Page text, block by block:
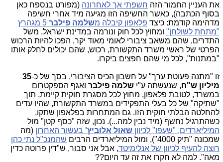
את העניין החמור הזה חשפתי אך לאחרונה(מפורט בנספח כאן
בסוף הכתבה), כאשר החשיפה הזו מגיעה מיד אחרי חשיפה
מדהימה קודמת: כיצד פלאפון קיבלה משלמה פילבר
5 מגהרץ
"מתחת לשולחן"ומחוץ לכל חוק ונורמה במדינת ישראל, משל
התדרים, שהם משאב ציבורי לאומי מאוד יקר, הפכו להיות הרכוש
הפרטי של ראשי משרד התקשורת, רכוש, שהם יכולים לחלק אותו
"במתנות", לכל מי שהם חפצים ביקרו.
זו "מתנה פעוטת ערך" על חשבון הכיס הציבורי, בסך של כ-35
מיליון ש"ח, שנעשתה ע"י שלמה פילברואגף הספקטרום
במשרד, לטובת פלאפון, מחוץ לכל מסגרת חוקית קיימת, תוך
"שתיקה" של כל בעלי התפקידים במשרד התקשורת, שהיו עדים
להחלטה הבלתי חוקית הזו. גם המתחרות בפלאפון שתקו,
כשהתרגיל נחשף (מיד נבין למה...). נכון, שזה "כסף קטן" מול
המיליארדים, "שעפו" לכיוון שאול אלוביץ'בעשור האחרון(מה
שמכונה "תיק 4000"), ומול המיליארדים הרבים
שהמנכ"ל נתי כהן
רוצה להעיף לכיוון של אנלימיטד, אבל אני סבור, ש"דין פרוטה כדין
מאה". למה לא חקרו את זה עד היום??